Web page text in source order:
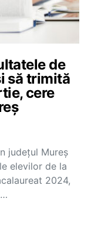
de
să trimită
cere
județul Mureș
elevilor de la
2024,